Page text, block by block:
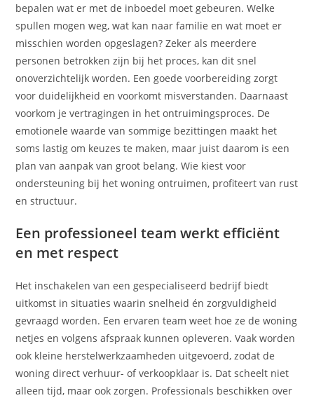
bepalen wat er met de inboedel moet gebeuren. Welke
spullen mogen weg, wat kan naar familie en wat moet er
misschien worden opgeslagen? Zeker als meerdere
personen betrokken zijn bij het proces, kan dit snel
onoverzichtelijk worden. Een goede voorbereiding zorgt
voor duidelijkheid en voorkomt misverstanden. Daarnaast
voorkom je vertragingen in het ontruimingsproces. De
emotionele waarde van sommige bezittingen maakt het
soms lastig om keuzes te maken, maar juist daarom is een
plan van aanpak van groot belang. Wie kiest voor
ondersteuning bij het woning ontruimen, profiteert van rust
en structuur.
Een professioneel team werkt efficiënt
en met respect
Het inschakelen van een gespecialiseerd bedrijf biedt
uitkomst in situaties waarin snelheid én zorgvuldigheid
gevraagd worden. Een ervaren team weet hoe ze de woning
netjes en volgens afspraak kunnen opleveren. Vaak worden
ook kleine herstelwerkzaamheden uitgevoerd, zodat de
woning direct verhuur- of verkoopklaar is. Dat scheelt niet
alleen tijd, maar ook zorgen. Professionals beschikken over